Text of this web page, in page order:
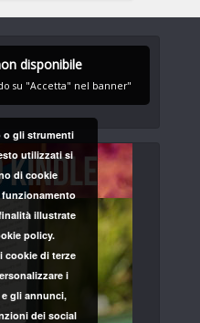
disponibile
su "Accetta" nel banner"
o gli strumenti
utilizzati si
di cookie
funzionamento
illustrate
policy.
cookie di terze
i
gli annunci,
dei social